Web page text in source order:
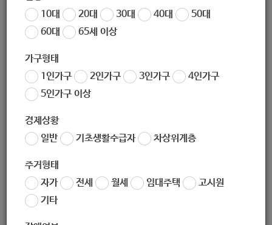
10대
20대 30대 40대
50대
60대
65세 이상
가구형태
1인가구
2인가구 3인가구
4인가구
5인가구 이상
경제상황
일반
기초생활수급자 차상위계층
주거형태
자가
전세 월세 임대주택
고시원
기타
190
★2020년_장애인연금_사업안내보이아이스.hwp
2020년_노인맞춤돌봄서비스_사업안내